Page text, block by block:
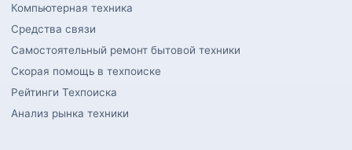
Компьютерная техника
Средства связи
Самостоятельный ремонт бытовой техники
Скорая помощь в техпоиске
Рейтинги Техпоиска
Анализ рынка техники